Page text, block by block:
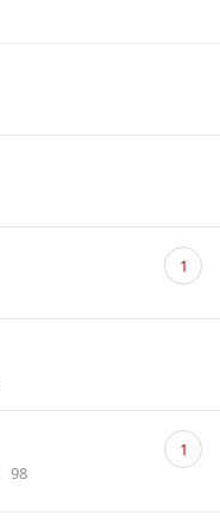
댓
글 1
수
조회수
98
댓
글 1